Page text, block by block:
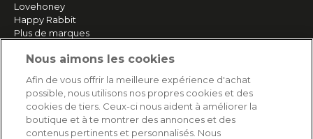
Lovehoney
Happy Rabbit
Plus de marques
SERVICE
Livraison rapide et gratuite
Retours & remboursements
Paiement sécurisé
Nous aimons les cookies
Afin de vous offrir la meilleure expérience d'achat
possible, nous utilisons nos propres cookies et des
cookies de tiers. Ceux-ci nous aident à améliorer la
boutique et à te montrer des annonces et des
contenus pertinents et personnalisés. Nous